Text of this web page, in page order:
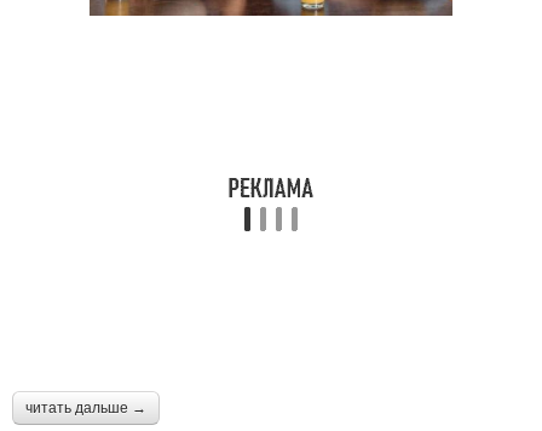
читать дальше →